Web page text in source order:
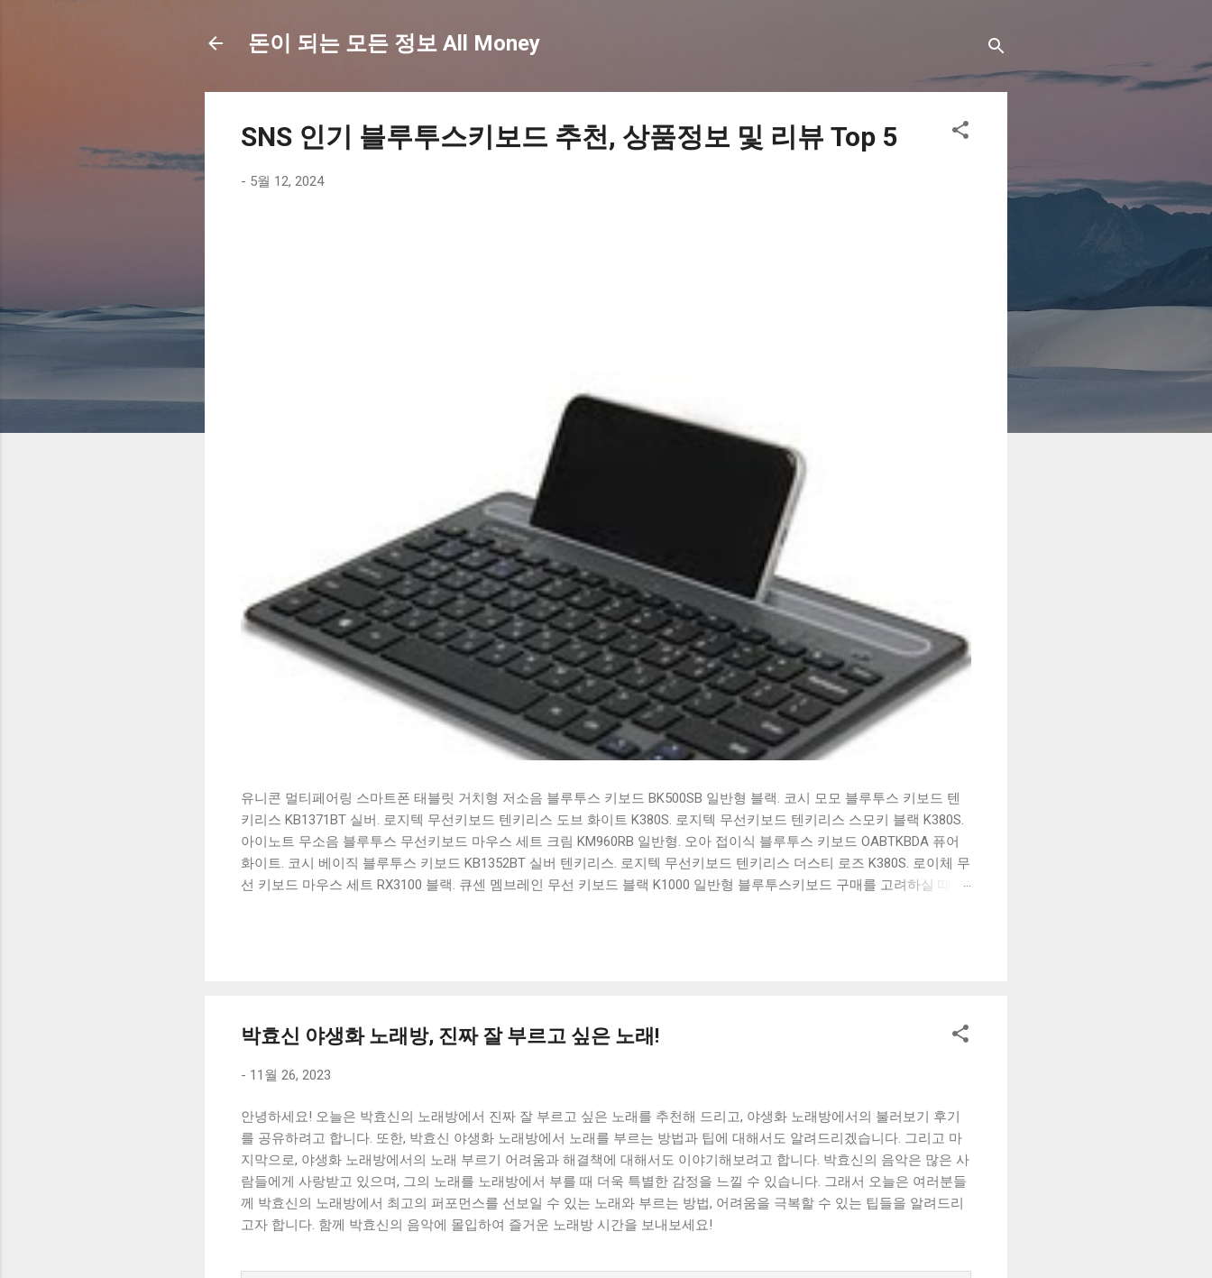
돈이 되는 모든 정보 All Money
SNS 인기 블루투스키보드 추천, 상품정보 및 리뷰 Top 5
- 5월 12, 2024
유니콘 멀티페어링 스마트폰 태블릿 거치형 저소음 블루투스 키보드 BK500SB 일반형 블랙. 코시 모모 블루투스 키보드 텐
키리스 KB1371BT 실버. 로지텍 무선키보드 텐키리스 도브 화이트 K380S. 로지텍 무선키보드 텐키리스 스모키 블랙 K380S.
아이노트 무소음 블루투스 무선키보드 마우스 세트 크림 KM960RB 일반형. 오아 접이식 블루투스 키보드 OABTKBDA 퓨어
화이트. 코시 베이직 블루투스 키보드 KB1352BT 실버 텐키리스. 로지텍 무선키보드 텐키리스 더스티 로즈 K380S. 로이체 무
선 키보드 마우스 세트 RX3100 블랙. 큐센 멤브레인 무선 키보드 블랙 K1000 일반형 블루투스키보드 구매를 고려하실 때, 추
박효신 야생화 노래방, 진짜 잘 부르고 싶은 노래!
- 11월 26, 2023
안녕하세요! 오늘은 박효신의 노래방에서 진짜 잘 부르고 싶은 노래를 추천해 드리고, 야생화 노래방에서의 불러보기 후기
를 공유하려고 합니다. 또한, 박효신 야생화 노래방에서 노래를 부르는 방법과 팁에 대해서도 알려드리겠습니다. 그리고 마
지막으로, 야생화 노래방에서의 노래 부르기 어려움과 해결책에 대해서도 이야기해보려고 합니다. 박효신의 음악은 많은 사
람들에게 사랑받고 있으며, 그의 노래를 노래방에서 부를 때 더욱 특별한 감정을 느낄 수 있습니다. 그래서 오늘은 여러분들
께 박효신의 노래방에서 최고의 퍼포먼스를 선보일 수 있는 노래와 부르는 방법, 어려움을 극복할 수 있는 팁들을 알려드리
고자 합니다. 함께 박효신의 음악에 몰입하여 즐거운 노래방 시간을 보내보세요!